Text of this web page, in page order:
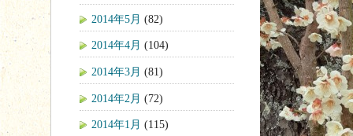
2014年5月 (82)
2014年4月 (104)
2014年3月 (81)
2014年2月 (72)
2014年1月 (115)